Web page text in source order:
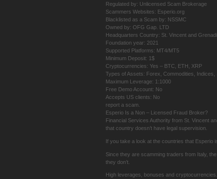
Regulated by: Unlicensed Scam Brokerage
Scammers Websites: Esperio.org
Blacklisted as a Scam by: NSSMC
Owned by: OFG Gap. LTD
Headquarters Country: St. Vincent and
Foundation year: 2021
Supported Platforms: MT4/MT5
Minimum Deposit: 1$
Cryptocurrencies: Yes – BTC, ETH, XRP
Types of Assets: Forex, Commodities,
Maximum Leverage: 1:1000
Free Demo Account: No
Accepts US clients: No
report a scam.
Esperio Is a Non – Licensed Fraud Broker?
Financial Services Authority from St. Vincent
that country doesn’t have legal supervision.
If you take a look at the countries that Esperio
Since they are scamming traders from Italy,
they don’t.
High leverages, bonuses and